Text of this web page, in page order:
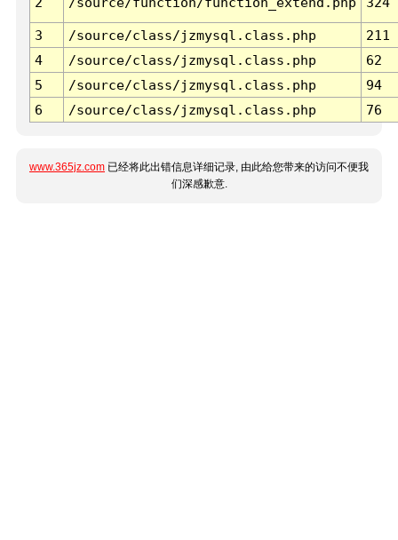
3 /source/class/jzmysql.class.php
211
4
/source/class/jzmysql.class.php
62
5
/source/class/jzmysql.class.php
94
6
/source/class/jzmysql.class.php 76
www.365jz.com 已经将此出错信息详细记录, 由此给您带来的访问不便我
们深感歉意.